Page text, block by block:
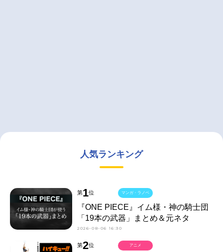
人気ランキング
第1位
『ONE PIECE』イム様・神の騎士団
「19本の武器」まとめ＆元ネタ
2026-08-06 16:30
マンガ・ラノベ
第2位 アニメ